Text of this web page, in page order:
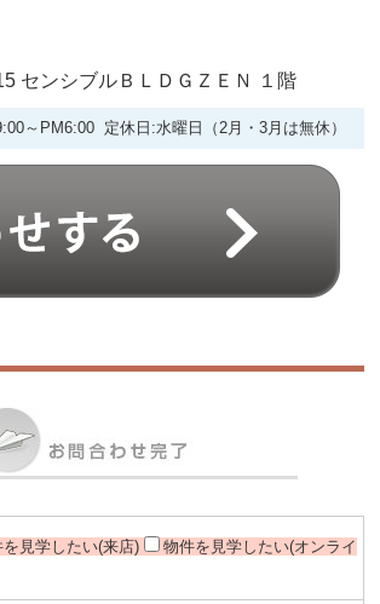
センシブルＢＬＤＧＺＥＮ １階
～PM6:00 定休日:水曜日（2月・3月は無休）
を見学したい(来店)
物件を見学したい(オンライ